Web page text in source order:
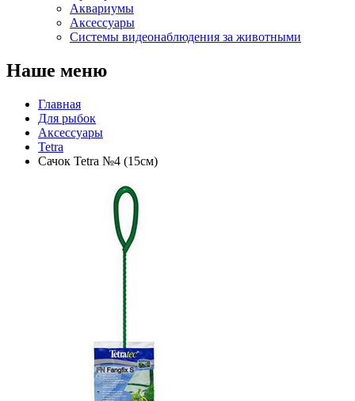
Аквариумы
Аксессуары
Cистемы видеонаблюдения за животными
Наше меню
Главная
Для рыбок
Аксессуары
Tetra
Сачок Tetra №4 (15см)